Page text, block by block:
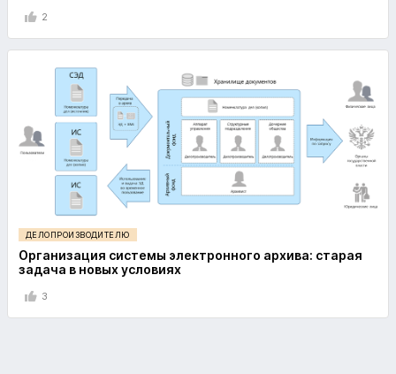
2
ДЕЛОПРОИЗВОДИТЕЛЮ
Организация системы электронного архива: старая
задача в новых условиях
3